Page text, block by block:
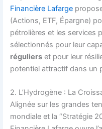
Financière Lafarge
(Actions, ETF, Épargne)
pétrolières et les services
sélectionnés pour leur
réguliers et pour leur
potentiel attractif dans un
2. L’Hydrogène : La
Alignée sur les grandes
mondiale et la “Stratégie